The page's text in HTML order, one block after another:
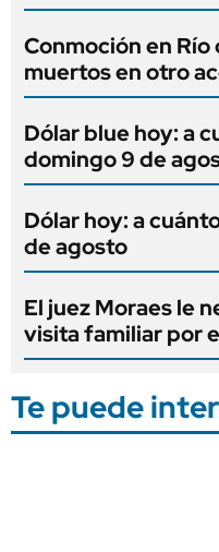
Conmoción en
muertos en otro
Dólar blue hoy: a
domingo 9 de
Dólar hoy: a
de agosto
El juez Moraes le
visita familiar por
Te puede